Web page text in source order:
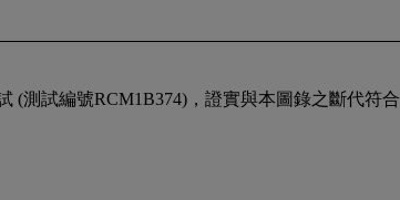
(測試編號RCM1B374)，證實與本圖錄之斷代符合